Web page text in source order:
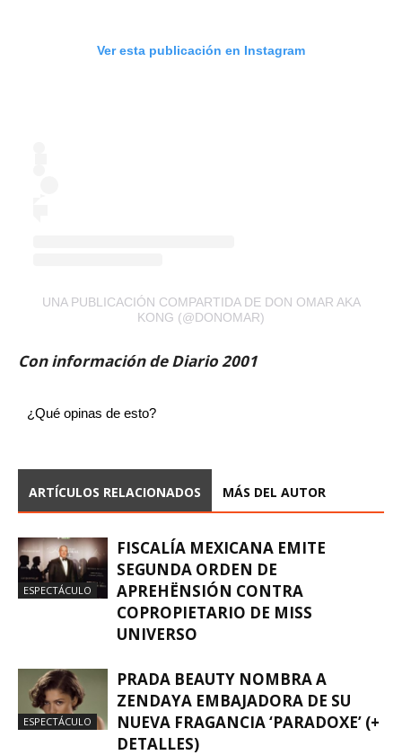
Ver esta publicación en Instagram
UNA PUBLICACIÓN COMPARTIDA DE DON OMAR AKA
KONG (@DONOMAR)
Con información de Diario 2001
¿Qué opinas de esto?
ARTÍCULOS RELACIONADOS MÁS DEL AUTOR
ESPECTÁCULO
FISCALÍA MEXICANA EMITE
SEGUNDA ORDEN DE
APREHËNSIÓN CONTRA
COPROPIETARIO DE MISS
UNIVERSO
ESPECTÁCULO
PRADA BEAUTY NOMBRA A
ZENDAYA EMBAJADORA DE SU
NUEVA FRAGANCIA ‘PARADOXE’ (+
DETALLES)